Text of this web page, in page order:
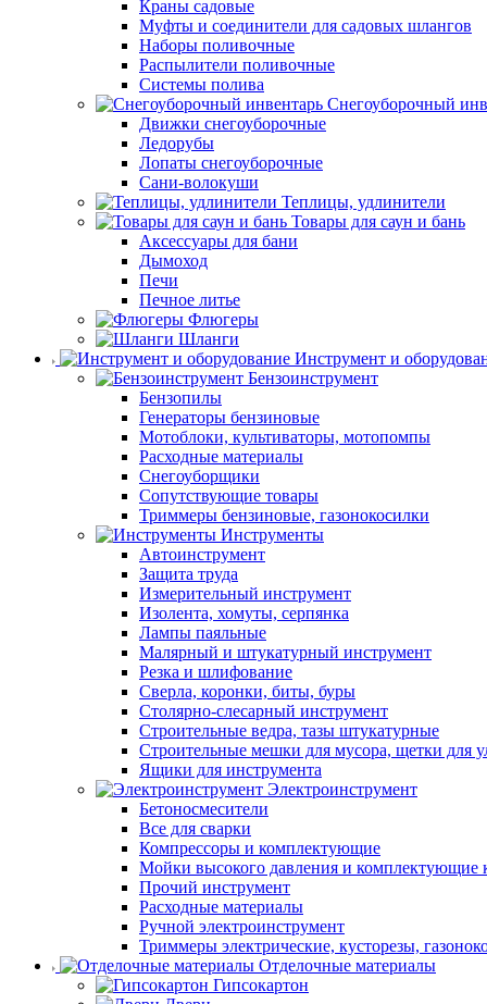
Краны садовые
Муфты и соединители для садовых шлангов
Наборы поливочные
Распылители поливочные
Системы полива
Снегоуборочный
Движки снегоуборочные
Ледорубы
Лопаты снегоуборочные
Сани-волокуши
Теплицы, удлинители
Товары для саун и бань
Аксессуары для бани
Дымоход
Печи
Печное литье
Флюгеры
Шланги
Инструмент и
Бензоинструмент
Бензопилы
Генераторы бензиновые
Мотоблоки, культиваторы, мотопомпы
Расходные материалы
Снегоуборщики
Сопутствующие товары
Триммеры бензиновые, газонокосилки
Инструменты
Автоинструмент
Защита труда
Измерительный инструмент
Изолента, хомуты, серпянка
Лампы паяльные
Малярный и штукатурный инструмент
Резка и шлифование
Сверла, коронки, биты, буры
Столярно-слесарный инструмент
Строительные ведра, тазы штукатурные
Строительные мешки для мусора, щетки для
Ящики для инструмента
Электроинструмент
Бетоносмесители
Все для сварки
Компрессоры и комплектующие
Мойки высокого давления и комплектующие
Прочий инструмент
Расходные материалы
Ручной электроинструмент
Триммеры электрические, кусторезы,
Отделочные материалы
Гипсокартон